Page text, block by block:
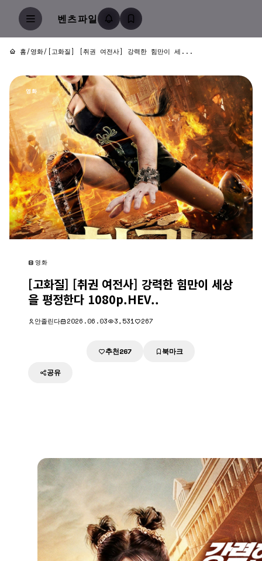
벤츠파일
홈/영화/ [고화질] [취권 여전사] 강력한 힘만이 세...
영화
영화
[고화질] [취권 여전사] 강력한 힘만이 세상
을 평정한다 1080p.HEV..
안졸린다 2026.06.03 3,531 267
추천267 북마크
공유